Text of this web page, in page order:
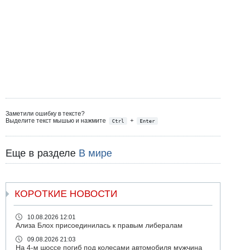
Заметили ошибку в тексте?
Выделите текст мышью и нажмите
Ctrl + Enter
Еще в разделе В мире
КОРОТКИЕ НОВОСТИ
10.08.2026 12:01
Ализа Блох присоединилась к правым либералам
09.08.2026 21:03
На 4-м шоссе погиб под колесами автомобиля мужчина